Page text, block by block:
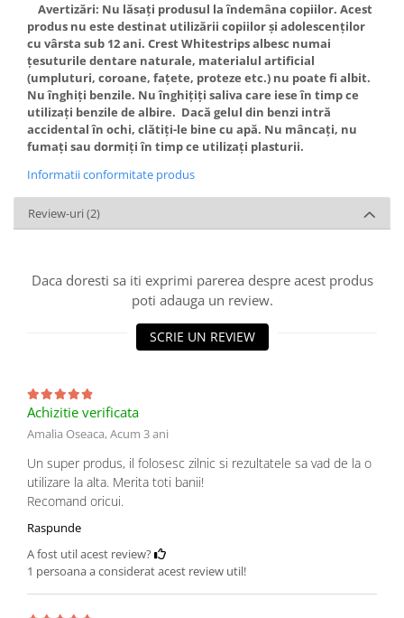
Avertizări: Nu lăsați produsul la îndemâna copiilor. Acest
produs nu este destinat utilizării copiilor și adolescenților
cu vârsta sub 12 ani. Crest Whitestrips albesc numai
țesuturile dentare naturale, materialul artificial
(umpluturi, coroane, fațete, proteze etc.) nu poate fi albit.
Nu înghiți benzile. Nu înghițiți saliva care iese în timp ce
utilizați benzile de albire. Dacă gelul din benzi intră
accidental în ochi, clătiți-le bine cu apă. Nu mâncați, nu
fumați sau dormiți în timp ce utilizați plasturii.
Informatii conformitate produs
Review-uri (2)
Daca doresti sa iti exprimi parerea despre acest produs
poti adauga un review.
SCRIE UN REVIEW
Achizitie verificata
Amalia Oseaca,Acum 3 ani
Un super produs, il folosesc zilnic si rezultatele sa vad de la o
utilizare la alta. Merita toti banii!
Recomand oricui.
Raspunde
A fost util acest review?
1 persoana a considerat acest review util!